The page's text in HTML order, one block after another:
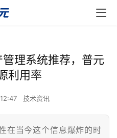
理系统推荐，普元
利用率
技术资讯
在当今这个信息爆炸的时